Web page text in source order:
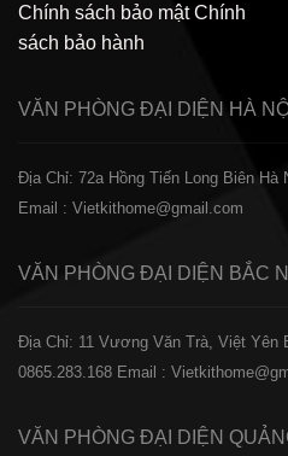
Chính sách bảo mật Chính
sách bảo hành
VĂN PHÒNG ĐẠI DIỆN HÀ
Địa Chỉ: 72a Hồng Tiến Long Biên Hà
Email : Vietkithome@gmail.com
VĂN PHÒNG ĐẠI DIỆN BẮC
Địa Chỉ: 11 Vương Văn Trà, Việt Yên
0865.283.168 Email :
VĂN PHÒNG ĐẠI DIỆN